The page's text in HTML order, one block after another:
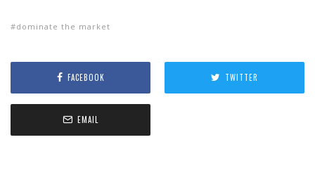
dominate the market
FACEBOOK TWITTER
EMAIL